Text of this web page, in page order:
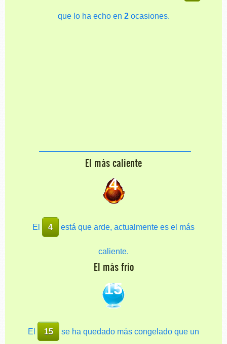
que lo ha echo en 2ocasiones.
El más caliente
4
El 4 está que arde, actualmente es el más
caliente.
El más frio
15
El 15 se ha quedado más congelado que un